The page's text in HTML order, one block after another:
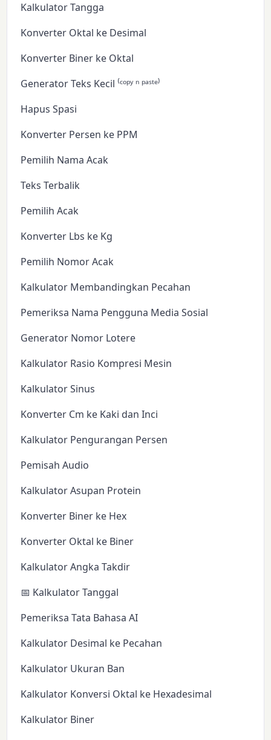
Kalkulator Tangga
Konverter Oktal ke Desimal
Konverter Biner ke Oktal
Generator Teks Kecil ⁽ᶜᵒᵖʸ ⁿ ᵖᵃˢᵗᵉ⁾
Hapus Spasi
Konverter Persen ke PPM
Pemilih Nama Acak
Teks Terbalik
Pemilih Acak
Konverter Lbs ke Kg
Pemilih Nomor Acak
Kalkulator Membandingkan Pecahan
Pemeriksa Nama Pengguna Media Sosial
Generator Nomor Lotere
Kalkulator Rasio Kompresi Mesin
Kalkulator Sinus
Konverter Cm ke Kaki dan Inci
Kalkulator Pengurangan Persen
Pemisah Audio
Kalkulator Asupan Protein
Konverter Biner ke Hex
Konverter Oktal ke Biner
Kalkulator Angka Takdir
📅 Kalkulator Tanggal
Pemeriksa Tata Bahasa AI
Kalkulator Desimal ke Pecahan
Kalkulator Ukuran Ban
Kalkulator Konversi Oktal ke Hexadesimal
Kalkulator Biner